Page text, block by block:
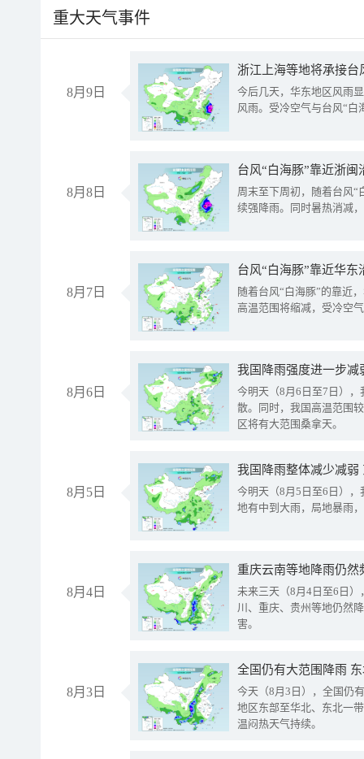
重大天气事件
8月9日
浙江上海等地将承接台
今后几天，华东地区风雨
风雨。受冷空气与台风“白
8月8日
台风“白海豚”靠近浙
周末至下周初，随着台风“
续强降雨。同时暑热消减
8月7日
台风“白海豚”靠近华
随着台风“白海豚”的靠近
高温范围将缩减，受冷空
8月6日
今明天（8月6日至7日）
散。同时，我国高温范围
区将有大范围桑拿天。
8月5日
我国降雨整体减少减弱
今明天（8月5日至6日）
地有中到大雨，局地暴雨
8月4日
重庆云南等地降雨仍然
未来三天（8月4日至6日
川、重庆、贵州等地仍然
害。
8月3日
全国仍有大范围降雨
今天（8月3日），全国仍
地区东部至华北、东北一
温闷热天气持续。